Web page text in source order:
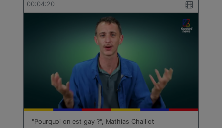
00:04:20
"Pourquoi on est gay ?", Mathias Chaillot